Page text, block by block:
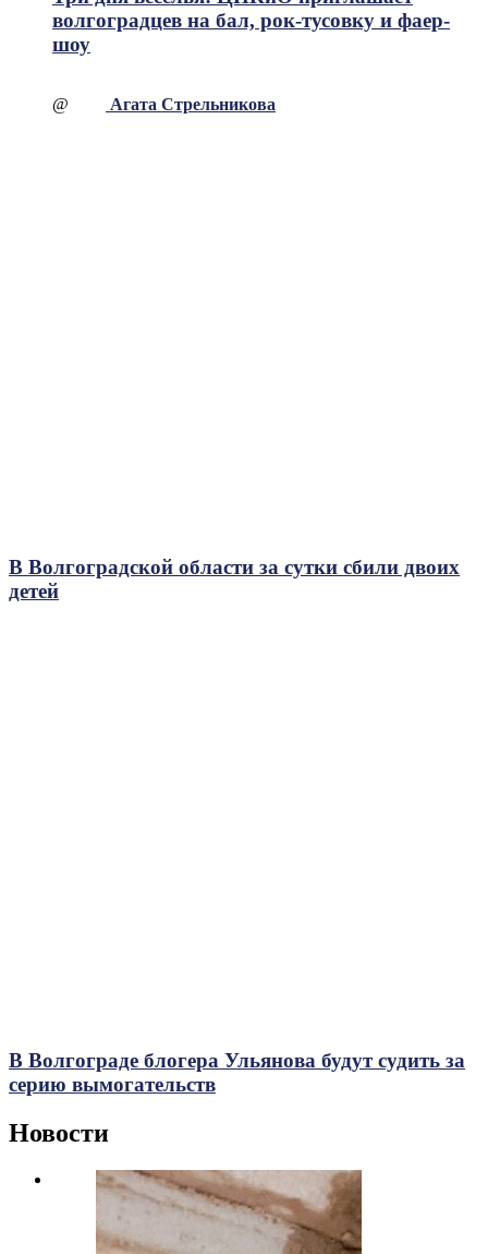
волгоградцев на бал, рок-тусовку и фаер-
шоу
@ Агата Стрельникова
В Волгоградской области за сутки сбили двоих
детей
В Волгограде блогера Ульянова будут судить за
серию вымогательств
Новости